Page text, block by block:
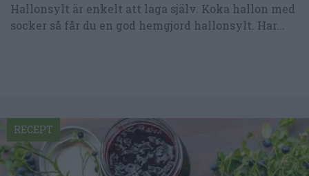
Hallonsylt är enkelt att laga själv. Koka hallon med
socker så får du en god hemgjord hallonsylt. Har...
RECEPT